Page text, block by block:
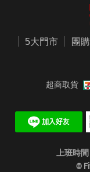
5大門市 團購
超商取貨
上班時間
©